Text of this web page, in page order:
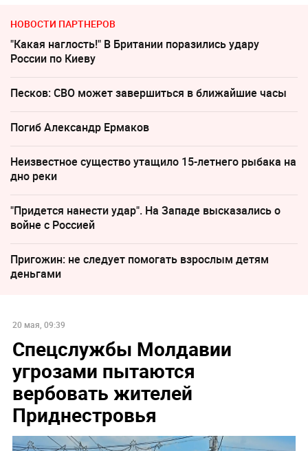
НОВОСТИ ПАРТНЕРОВ
"Какая наглость!" В Британии поразились удару
России по Киеву
Песков: СВО может завершиться в ближайшие часы
Погиб Александр Ермаков
Неизвестное существо утащило 15-летнего рыбака на
дно реки
"Придется нанести удар". На Западе высказались о
войне с Россией
Пригожин: не следует помогать взрослым детям
деньгами
20 мая, 09:39
Спецслужбы Молдавии
угрозами пытаются
вербовать жителей
Приднестровья